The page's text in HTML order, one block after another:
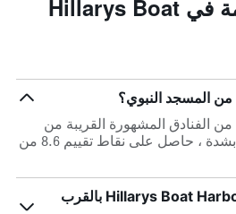
حقائق حول الإقامة في Hillarys Boat
من المسجد النبوي؟
من الفنادق المشهورة القريبة من
المسجد النبوي ويوصى به بشدة ، حاصل على نقاط تقييم 8.6 من
ما هو الفندق الجيد في Hillarys Boat Harbour بالقرب